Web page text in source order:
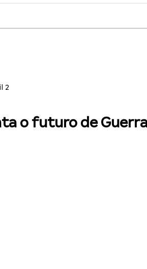
2
o futuro de